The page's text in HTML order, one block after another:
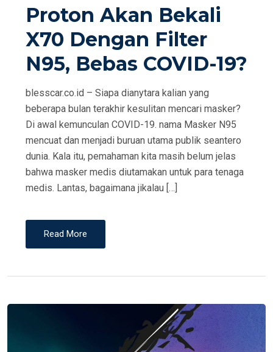
T
D
Proton Akan Bekali
X70 Dengan Filter
N95, Bebas COVID-19?
blesscar.co.id – Siapa dianytara kalian yang
beberapa bulan terakhir kesulitan mencari masker?
Di awal kemunculan COVID-19. nama Masker N95
mencuat dan menjadi buruan utama publik seantero
dunia. Kala itu, pemahaman kita masih belum jelas
bahwa masker medis diutamakan untuk para tenaga
medis. Lantas, bagaimana jikalau […]
Read More